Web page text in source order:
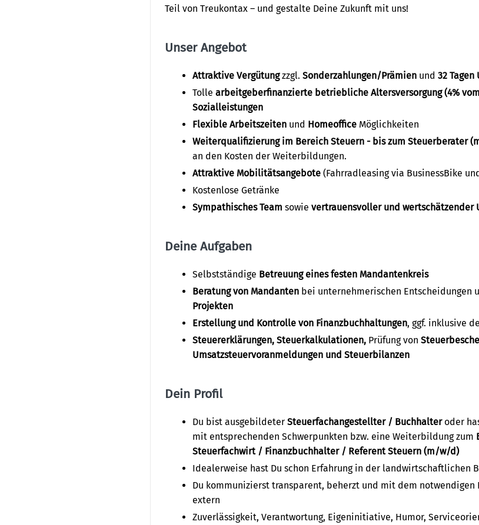
Teil von Treukontax – und gestalte Deine Zukunft mit uns!
Unser Angebot
Attraktive Vergütungzzgl. Sonderzahlungen/Prämien und 32 Tagen
Tolle arbeitgeberfinanzierte betriebliche Altersversorgung (4%
Sozialleistungen
Flexible Arbeitszeiten und Homeoffice Möglichkeiten
Weiterqualifizierung im Bereich Steuern - bis zum Steuerberater
an den Kosten der Weiterbildungen.
Attraktive Mobilitätsangebote (Fahrradleasing via BusinessBike
Kostenlose Getränke
Sympathisches Team sowie vertrauensvoller und wertschätzender
Deine Aufgaben
Selbstständige Betreuung eines festen Mandantenkreis
Beratung von Mandanten bei unternehmerischen Entscheidungen
Projekten
Erstellung und Kontrolle von Finanzbuchhaltungen, ggf. inklusive
Steuererklärungen, Steuerkalkulationen, Prüfung von
Umsatzsteuervoranmeldungen und Steuerbilanzen
Dein Profil
Du bist ausgebildeter Steuerfachangestellter / Buchhalteroder
mit entsprechenden Schwerpunkten bzw. eine Weiterbildung zum
Steuerfachwirt / Finanzbuchhalter / Referent Steuern (m/w/d)
Idealerweise hast Du schon Erfahrung in der landwirtschaftlichen
Du kommunizierst transparent, beherzt und mit dem
extern
Zuverlässigkeit, Verantwortung, Eigeninitiative, Humor,